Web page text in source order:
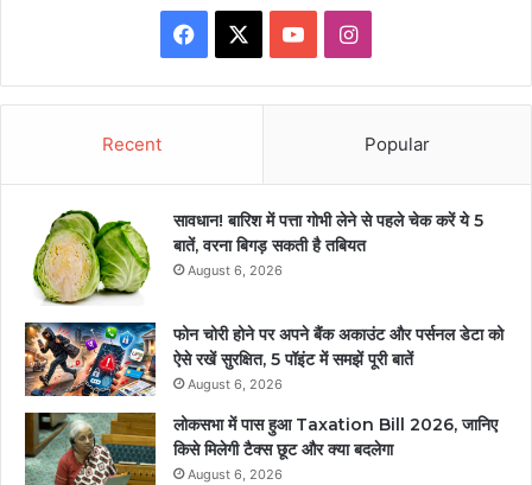
Facebook YouTubeInstagram
Recent Popular
सावधान! बारिश में पत्ता गोभी लेने से पहले चेक करें ये 5
बातें, वरना बिगड़ सकती है तबियत
August 6, 2026
फोन चोरी होने पर अपने बैंक अकाउंट और पर्सनल डेटा को
ऐसे रखें सुरक्षित, 5 पॉइंट में समझें पूरी बातें
August 6, 2026
लोकसभा में पास हुआ Taxation Bill 2026, जानिए
किसे मिलेगी टैक्स छूट और क्या बदलेगा
August 6, 2026